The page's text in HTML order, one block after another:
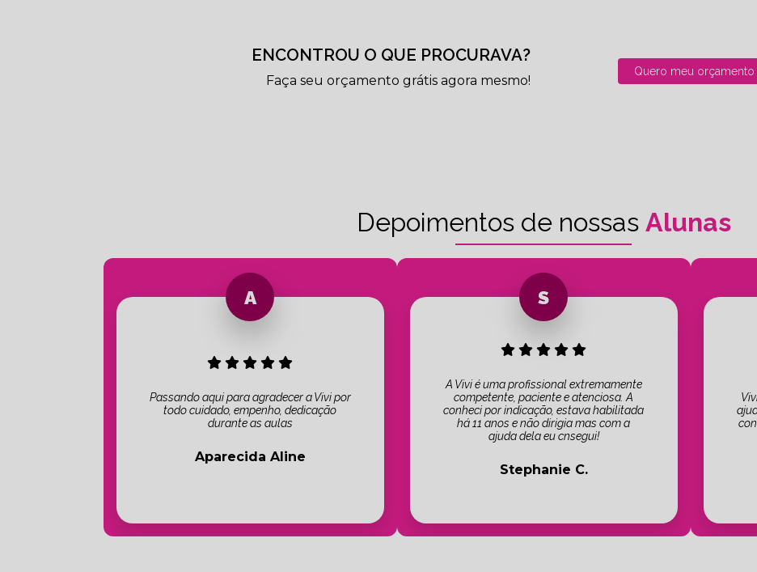
ENCONTROU O QUE PROCURAVA?
Faça seu orçamento grátis agora mesmo!
Quero meu orçamento
Depoimentos de nossas Alunas
Passando aqui para agradecer a Vivi por
todo cuidado, empenho, dedicação
durante as aulas
Aparecida Aline
A Vivi é uma profissional extremamente
competente, paciente e atenciosa. A
conheci por indicação, estava habilitada
há 11 anos e não dirigia mas com a
ajuda dela eu cnsegui!
Stephanie C.